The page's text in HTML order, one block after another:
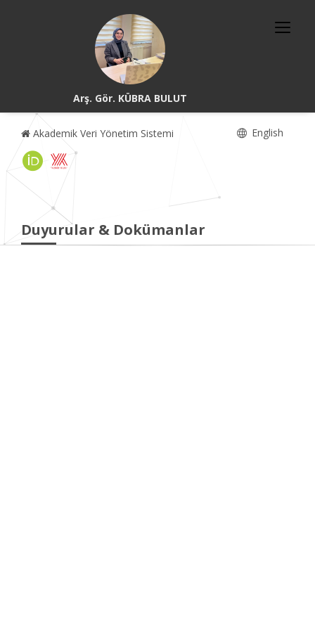
Arş. Gör. KÜBRA BULUT
Akademik Veri Yönetim Sistemi English
Duyurular & Dokümanlar